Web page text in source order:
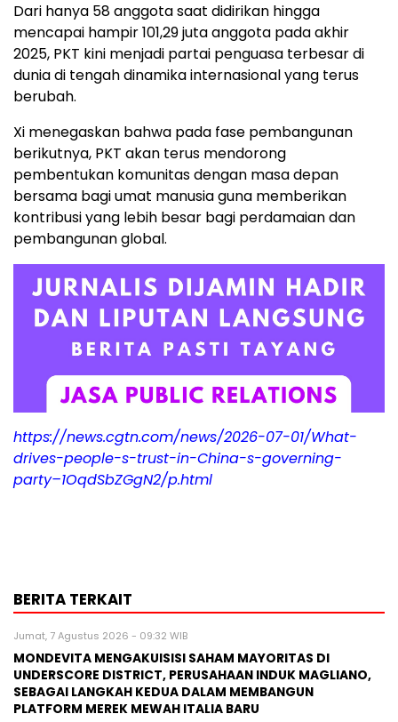
Dari hanya 58 anggota saat didirikan hingga
mencapai hampir 101,29 juta anggota pada akhir
2025, PKT kini menjadi partai penguasa terbesar di
dunia di tengah dinamika internasional yang terus
berubah.
Xi menegaskan bahwa pada fase pembangunan
berikutnya, PKT akan terus mendorong
pembentukan komunitas dengan masa depan
bersama bagi umat manusia guna memberikan
kontribusi yang lebih besar bagi perdamaian dan
pembangunan global.
https://news.cgtn.com/news/2026-07-01/What-
drives-people-s-trust-in-China-s-governing-
party–1OqdSbZGgN2/p.html
BERITA TERKAIT
Jumat, 7 Agustus 2026 - 09:32 WIB
MONDEVITA MENGAKUISISI SAHAM MAYORITAS DI
UNDERSCORE DISTRICT, PERUSAHAAN INDUK MAGLIANO,
SEBAGAI LANGKAH KEDUA DALAM MEMBANGUN
PLATFORM MEREK MEWAH ITALIA BARU